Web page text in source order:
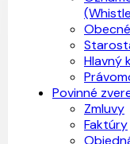
Hlavný
Povinné
Zmluvy
Faktúry